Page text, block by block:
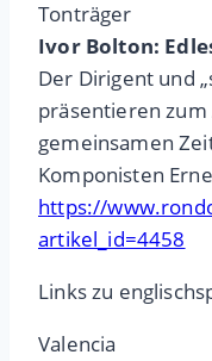
Tonträger
Ivor Bolton:
Der Dirigent und
präsentieren
gemeinsamen
Komponisten
https://
artikel_id=4458
Links zu
Valencia